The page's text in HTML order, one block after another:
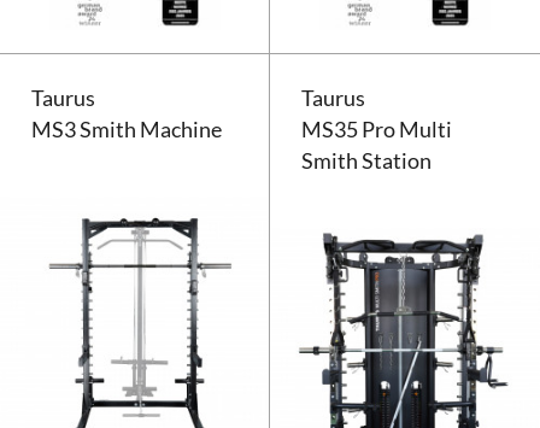
Taurus
MS3 Smith Machine
Taurus
MS35 Pro Multi
Smith Station